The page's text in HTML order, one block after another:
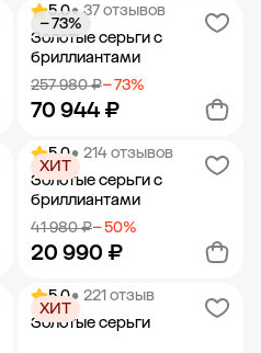
Добавить в корзину
5.0• 37 отзывов
Золотые серьги с
бриллиантами
257 980 ₽− 73%
70 944 ₽
− 73%
Добавить в корзину
5.0• 214 отзывов
Золотые серьги с
бриллиантами
41 980 ₽− 50%
20 990 ₽
ХИТ
Добавить в корзину
5.0• 221 отзыв
Золотые серьги
ХИТ